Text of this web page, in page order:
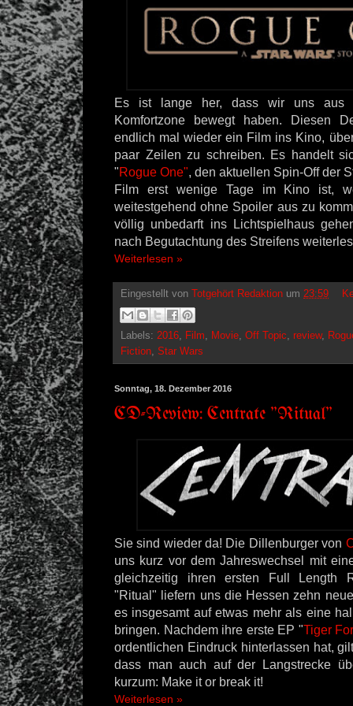
Es ist lange her, dass wir uns aus
Komfortzone bewegt haben. Diesen
endlich mal wieder ein Film ins Kino,
paar Zeilen zu schreiben. Es handelt
"Rogue One", den aktuellen Spin-Off der
Film erst wenige Tage im Kino ist,
weitestgehend ohne Spoiler aus zu
völlig unbedarft ins Lichtspielhaus
nach Begutachtung des Streifens
Weiterlesen »
Eingestellt von Totgehört Redaktion um 23:59
Labels: 2016 Film Movie Off Topic review,
Fiction Star Wars
Sonntag, 18. Dezember 2016
CD-Review: Centrate "Ritual"
Sie sind wieder da! Die Dillenburger von
uns kurz vor dem Jahreswechsel mit
gleichzeitig ihren ersten Full Length
"Ritual" liefern uns die Hessen zehn
es insgesamt auf etwas mehr als eine
bringen. Nachdem ihre erste EP "Tiger
ordentlichen Eindruck hinterlassen hat,
dass man auch auf der Langstrecke
kurzum: Make it or break it!
Weiterlesen »